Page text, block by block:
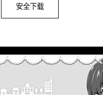
安全下载